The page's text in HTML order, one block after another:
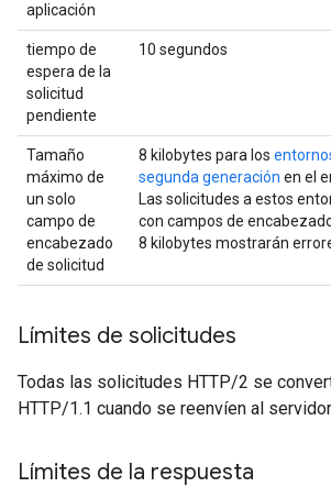
aplicación
tiempo de
espera de la
solicitud
pendiente
10 segundos
Tamaño
máximo de
un solo
campo de
encabezado
de solicitud
8 kilobytes para los
segunda generación en el
Las solicitudes a estos
con campos de
8 kilobytes mostrarán
Límites de solicitudes
Todas las solicitudes HTTP/2 se
HTTP/1.1 cuando se reenvíen al
Límites de la respuesta